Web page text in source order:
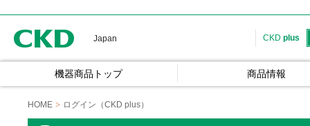
Japan CKD plus
機器商品トップ 商品情報
HOME ログイン（CKD plus）